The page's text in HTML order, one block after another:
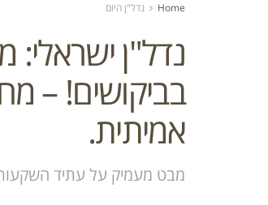
Home נדל"ן היום
נדל"ן
בביקושים! –
אמיתית.
מבט מעמיק על עתיד